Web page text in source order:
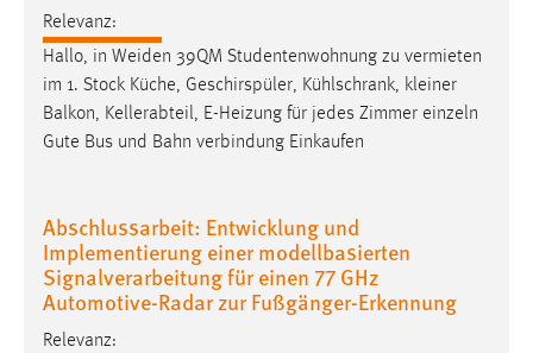
Relevanz:
Hallo, in Weiden 39QM Studentenwohnung zu vermieten
im 1. Stock Küche, Geschirspüler, Kühlschrank, kleiner
Balkon, Kellerabteil, E-Heizung für jedes Zimmer einzeln
Gute Bus und Bahn verbindung Einkaufen
Abschlussarbeit: Entwicklung und
Implementierung einer modellbasierten
Signalverarbeitung für einen 77 GHz
Automotive-Radar zur Fußgänger-Erkennung
Relevanz:
Zweck:
Das Cookie speichert die gewählte Sprache der Website.
Cookie Laufzeit:
30 Tage
Name:
MibewSessionID, MIBEW_UserID, mibew_locale, mibew-
chat-frame-style-5e9dbeb1811c0446
Zweck: